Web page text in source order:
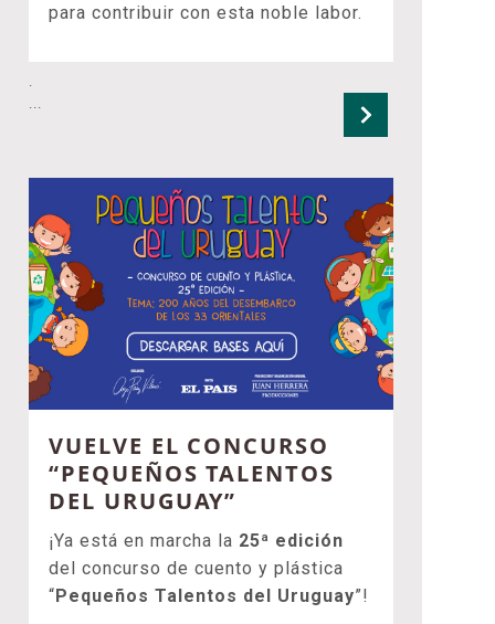
para contribuir con esta noble labor.
VUELVE EL CONCURSO
“PEQUEÑOS TALENTOS
DEL URUGUAY”
¡Ya está en marcha la 25ª edición
del concurso de cuento y plástica
“Pequeños Talentos del Uruguay”!